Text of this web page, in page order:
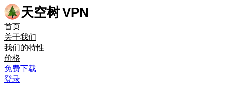
天空树VPN
首页
关于我们
我们的特性
价格
免费下载
登录